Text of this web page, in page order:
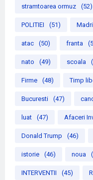
stramtoarea ormuz (52)
POLITIEI (51)
atac (50) franta
nato (49) scoala
Firme (48) Timp
Bucuresti (47)
luat (47) Afaceri
Donald Trump (46)
istorie (46) noua
INTERVENTII (45)